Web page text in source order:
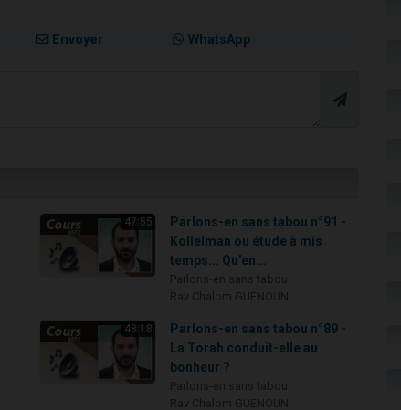
Envoyer WhatsApp
47:55
Parlons-en sans tabou n°91 -
Kollelman ou étude à mis
temps... Qu'en...
48:18
Parlons-en sans tabou n°89 -
La Torah conduit-elle au
bonheur ?